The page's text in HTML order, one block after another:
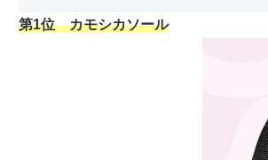
第1位 カモシカソール